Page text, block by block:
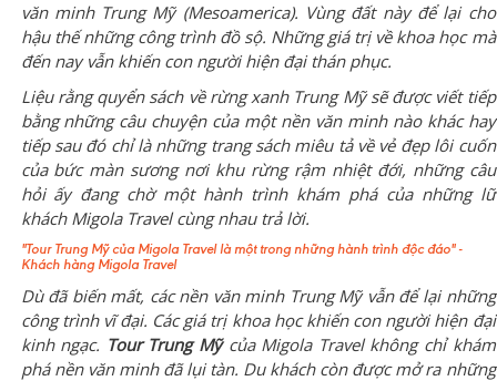
văn minh Trung Mỹ (Mesoamerica). Vùng đất này để lại cho
hậu thế những công trình đồ sộ. Những giá trị về khoa học mà
đến nay vẫn khiến con người hiện đại thán phục.
Liệu rằng quyển sách về rừng xanh Trung Mỹ sẽ được viết tiếp
bằng những câu chuyện của một nền văn minh nào khác hay
tiếp sau đó chỉ là những trang sách miêu tả về vẻ đẹp lôi cuốn
của bức màn sương nơi khu rừng rậm nhiệt đới, những câu
hỏi ấy đang chờ một hành trình khám phá của những lữ
khách Migola Travel cùng nhau trả lời.
"Tour Trung Mỹ của Migola Travel là một trong những hành trình độc đáo" -
Khách hàng Migola Travel
Dù đã biến mất, các nền văn minh Trung Mỹ vẫn để lại những
công trình vĩ đại. Các giá trị khoa học khiến con người hiện đại
kinh ngạc. Tour Trung Mỹcủa Migola Travel không chỉ khám
phá nền văn minh đã lụi tàn. Du khách còn được mở ra những